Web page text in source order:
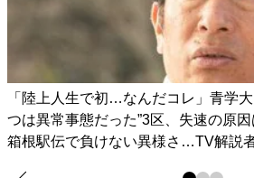
「陸上人生で初…なんだコレ」青学
つは異常事態だった”3区、失速の原
箱根駅伝で負けない異様さ…TV解説